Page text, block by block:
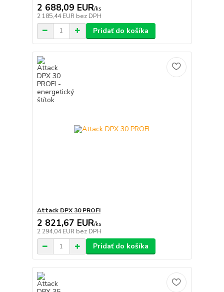
2 688,09 EUR/ks
2 185,44 EUR bez DPH
Pridať do košíka
Attack DPX 30 PROFI
2 821,67 EUR/ks
2 294,04 EUR bez DPH
Pridať do košíka